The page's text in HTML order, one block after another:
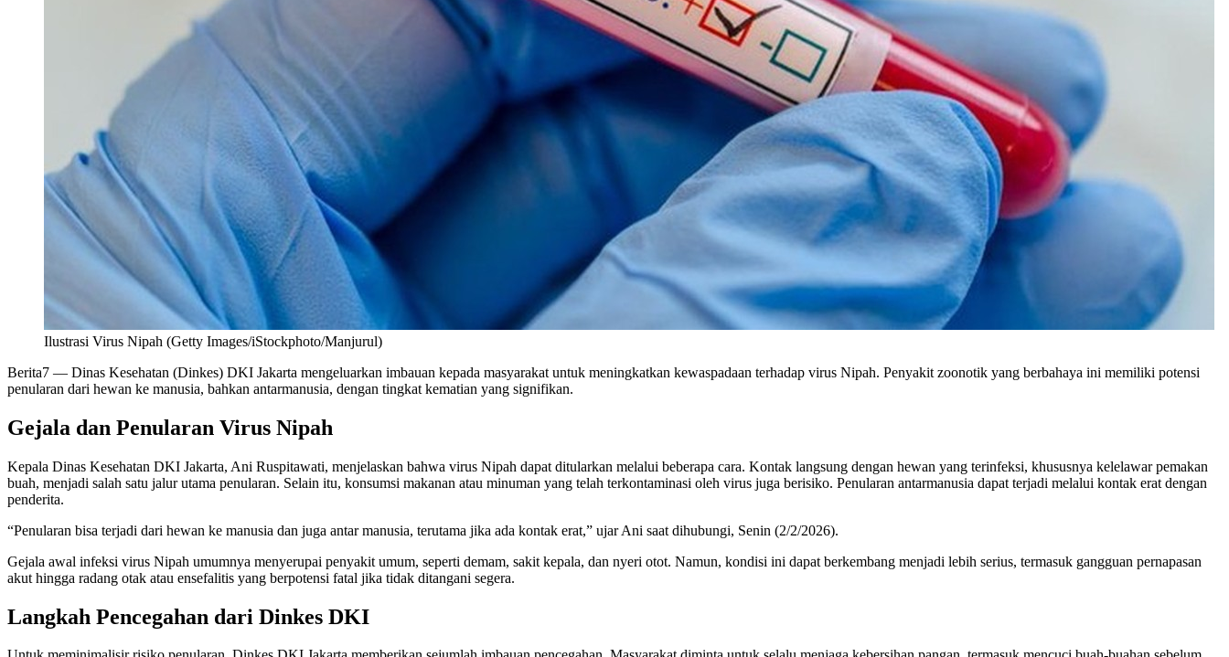
Ilustrasi Virus Nipah (Getty Images/iStockphoto/Manjurul)
Berita7 — Dinas Kesehatan (Dinkes) DKI Jakarta mengeluarkan imbauan kepada masyarakat untuk meningkatkan kewaspadaan terhadap virus Nipah. Penyakit zoonotik yang berbahaya ini memiliki potensi
penularan dari hewan ke manusia, bahkan antarmanusia, dengan tingkat kematian yang signifikan.
Gejala dan Penularan Virus Nipah
Kepala Dinas Kesehatan DKI Jakarta, Ani Ruspitawati, menjelaskan bahwa virus Nipah dapat ditularkan melalui beberapa cara. Kontak langsung dengan hewan yang terinfeksi, khususnya kelelawar pemakan
buah, menjadi salah satu jalur utama penularan. Selain itu, konsumsi makanan atau minuman yang telah terkontaminasi oleh virus juga berisiko. Penularan antarmanusia dapat terjadi melalui kontak erat dengan
penderita.
“Penularan bisa terjadi dari hewan ke manusia dan juga antar manusia, terutama jika ada kontak erat,” ujar Ani saat dihubungi, Senin (2/2/2026).
Gejala awal infeksi virus Nipah umumnya menyerupai penyakit umum, seperti demam, sakit kepala, dan nyeri otot. Namun, kondisi ini dapat berkembang menjadi lebih serius, termasuk gangguan pernapasan
akut hingga radang otak atau ensefalitis yang berpotensi fatal jika tidak ditangani segera.
Langkah Pencegahan dari Dinkes DKI